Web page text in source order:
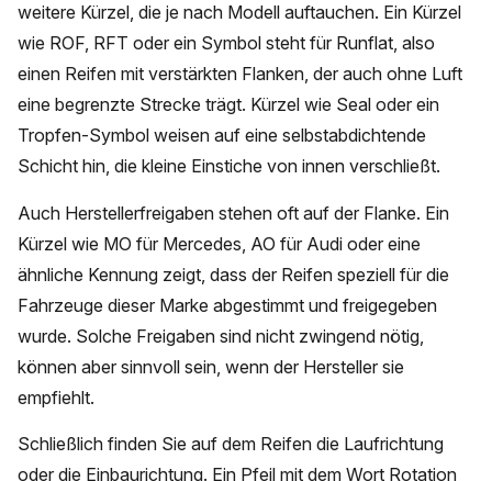
weitere Kürzel, die je nach Modell auftauchen. Ein Kürzel
wie ROF, RFT oder ein Symbol steht für Runflat, also
einen Reifen mit verstärkten Flanken, der auch ohne Luft
eine begrenzte Strecke trägt. Kürzel wie Seal oder ein
Tropfen-Symbol weisen auf eine selbstabdichtende
Schicht hin, die kleine Einstiche von innen verschließt.
Auch Herstellerfreigaben stehen oft auf der Flanke. Ein
Kürzel wie MO für Mercedes, AO für Audi oder eine
ähnliche Kennung zeigt, dass der Reifen speziell für die
Fahrzeuge dieser Marke abgestimmt und freigegeben
wurde. Solche Freigaben sind nicht zwingend nötig,
können aber sinnvoll sein, wenn der Hersteller sie
empfiehlt.
Schließlich finden Sie auf dem Reifen die Laufrichtung
oder die Einbaurichtung. Ein Pfeil mit dem Wort Rotation